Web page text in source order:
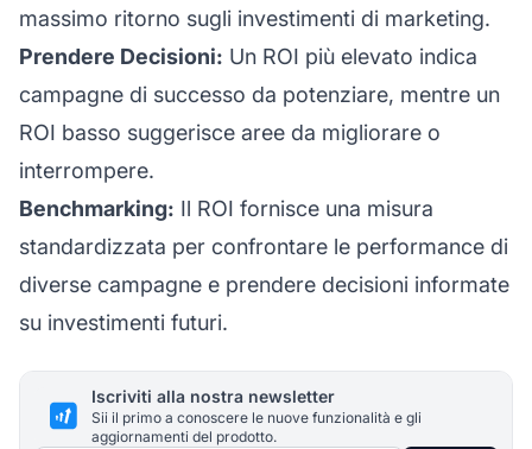
massimo ritorno sugli investimenti di marketing.
Prendere Decisioni: Un ROI più elevato indica
campagne di successo da potenziare, mentre un
ROI basso suggerisce aree da migliorare o
interrompere.
Benchmarking: Il ROI fornisce una misura
standardizzata per confrontare le performance di
diverse campagne e prendere decisioni informate
su investimenti futuri.
Iscriviti alla nostra newsletter
Sii il primo a conoscere le nuove funzionalità e gli
aggiornamenti del prodotto.